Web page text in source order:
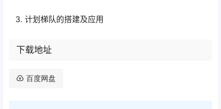
计划梯队的搭建及应用
下载地址
百度网盘